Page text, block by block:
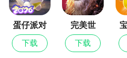
游戏福利
*成为LV6是每个适格者
级便可领取升级大礼包，我要
蛋仔派对
下载
完美世
界：诸神
之战
下载